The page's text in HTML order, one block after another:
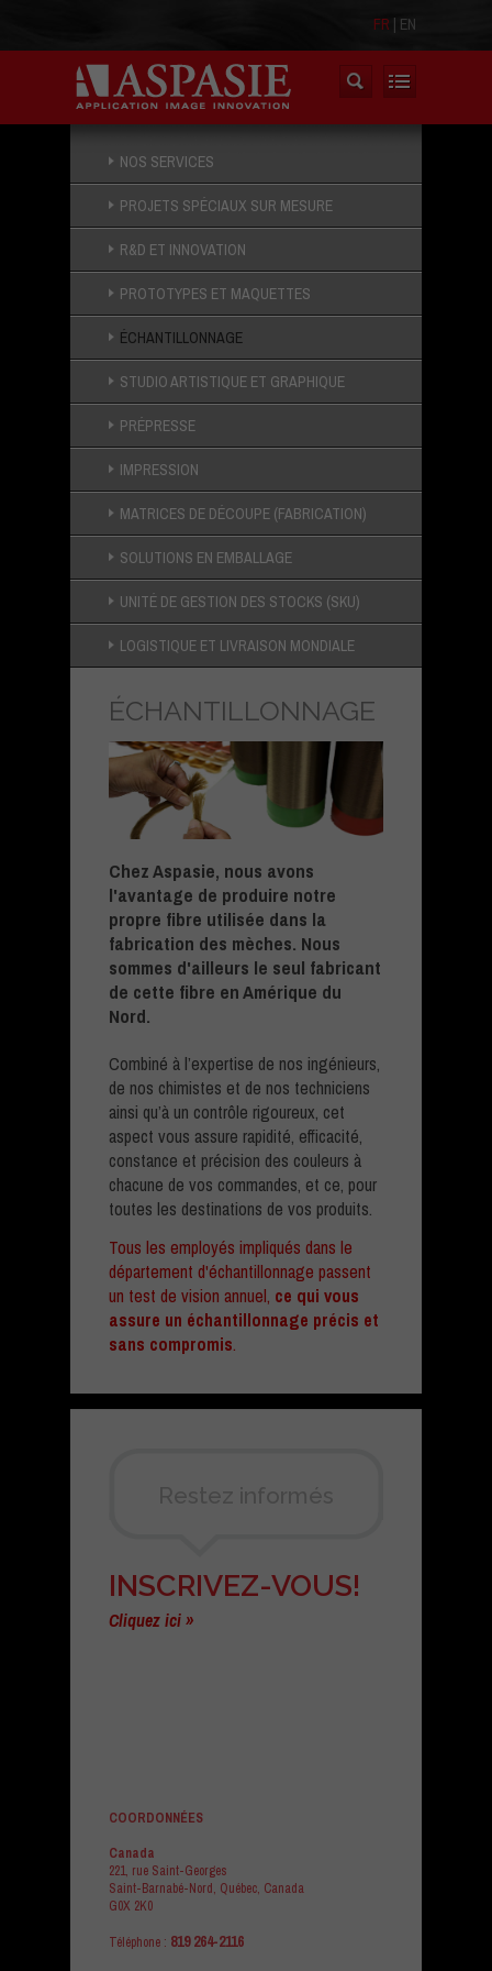
FR | EN
NOS SERVICES
PROJETS SPÉCIAUX SUR MESURE
R&D ET INNOVATION
PROTOTYPES ET MAQUETTES
ÉCHANTILLONNAGE
STUDIO ARTISTIQUE ET GRAPHIQUE
PRÉPRESSE
IMPRESSION
MATRICES DE DÉCOUPE (FABRICATION)
SOLUTIONS EN EMBALLAGE
UNITÉ DE GESTION DES STOCKS (SKU)
LOGISTIQUE ET LIVRAISON MONDIALE
ÉCHANTILLONNAGE
Chez Aspasie, nous avons
l'avantage de produire notre
propre fibre utilisée dans la
fabrication des mèches. Nous
sommes d'ailleurs le seul fabricant
de cette fibre en Amérique du
Nord.
Combiné à l’expertise de nos ingénieurs,
de nos chimistes et de nos techniciens
ainsi qu’à un contrôle rigoureux, cet
aspect vous assure rapidité, efficacité,
constance et précision des couleurs à
chacune de vos commandes, et ce, pour
toutes les destinations de vos produits.
Tous les employés impliqués dans le
département d'échantillonnage passent
un test de vision annuel, ce qui vous
assure un échantillonnage précis et
sans compromis.
INSCRIVEZ-VOUS!
Cliquez ici »
COORDONNÉES
Canada
221, rue Saint-Georges
Saint-Barnabé-Nord, Québec, Canada
G0X 2K0
Téléphone : 819 264-2116